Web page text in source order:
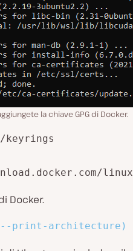
la chiave GPG di Docker.
Docker.
--print-architecture )